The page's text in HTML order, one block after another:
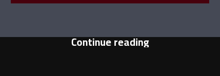
Continue reading